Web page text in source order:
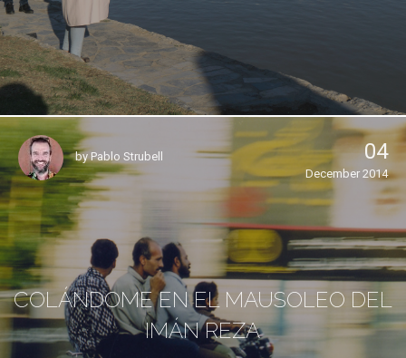
byPablo Strubell 04
December 2014
COLÁNDOME EN EL MAUSOLEO DEL
IMÁN REZA